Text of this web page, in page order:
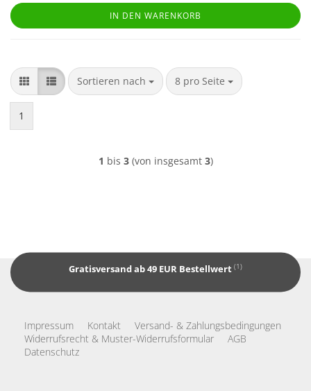
IN DEN WARENKORB
Sortieren nach
Sortieren nach 8 pro Seite
pro Seite
1
1 bis 3(von insgesamt 3)
Gratisversand ab 49 EUR Bestellwert (1)
Impressum Kontakt
Versand- & Zahlungsbedingungen
Widerrufsrecht & Muster-Widerrufsformular
AGB
Datenschutz